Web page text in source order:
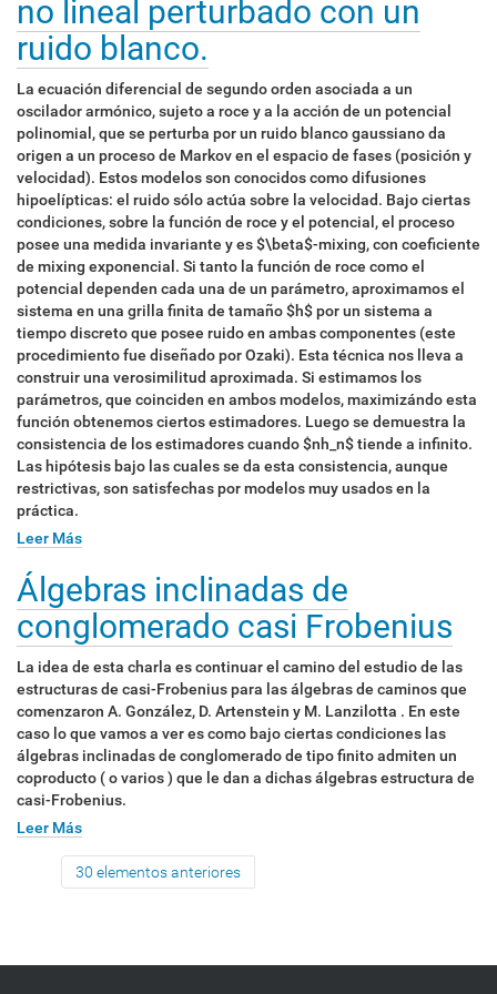
no lineal perturbado con un
ruido blanco.
La ecuación diferencial de segundo orden asociada a un
oscilador armónico, sujeto a roce y a la acción de un potencial
polinomial, que se perturba por un ruido blanco gaussiano da
origen a un proceso de Markov en el espacio de fases (posición y
velocidad). Estos modelos son conocidos como difusiones
hipoelípticas: el ruido sólo actúa sobre la velocidad. Bajo ciertas
condiciones, sobre la función de roce y el potencial, el proceso
posee una medida invariante y es $\beta$-mixing, con coeficiente
de mixing exponencial. Si tanto la función de roce como el
potencial dependen cada una de un parámetro, aproximamos el
sistema en una grilla finita de tamaño $h$ por un sistema a
tiempo discreto que posee ruido en ambas componentes (este
procedimiento fue diseñado por Ozaki). Esta técnica nos lleva a
construir una verosimilitud aproximada. Si estimamos los
parámetros, que coinciden en ambos modelos, maximizándo esta
función obtenemos ciertos estimadores. Luego se demuestra la
consistencia de los estimadores cuando $nh_n$ tiende a infinito.
Las hipótesis bajo las cuales se da esta consistencia, aunque
restrictivas, son satisfechas por modelos muy usados en la
práctica.
Leer Más
Álgebras inclinadas de
conglomerado casi Frobenius
La idea de esta charla es continuar el camino del estudio de las
estructuras de casi-Frobenius para las álgebras de caminos que
comenzaron A. González, D. Artenstein y M. Lanzilotta . En este
caso lo que vamos a ver es como bajo ciertas condiciones las
álgebras inclinadas de conglomerado de tipo finito admiten un
coproducto ( o varios ) que le dan a dichas álgebras estructura de
casi-Frobenius.
Leer Más
30 elementos anteriores